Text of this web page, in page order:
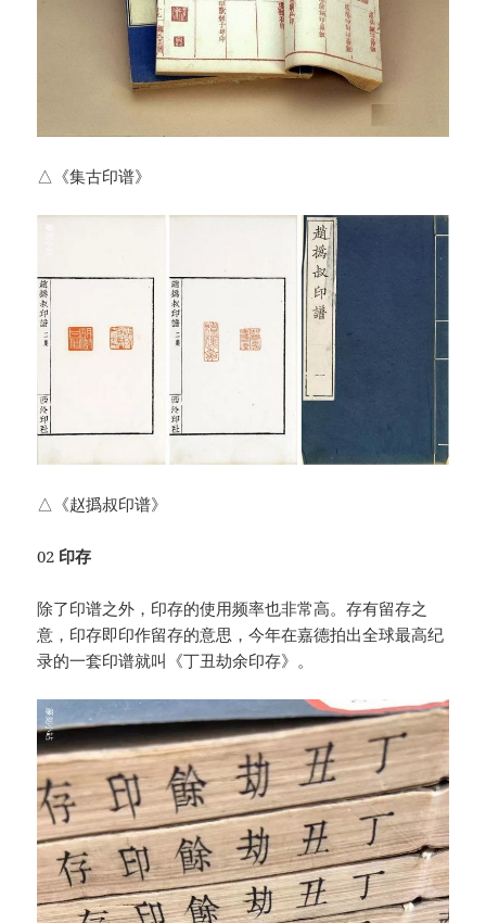
△《集古印谱》
△《赵撝叔印谱》
02 印存
除了印谱之外，印存的使用频率也非常高。存有留存之
意，印存即印作留存的意思，今年在嘉德拍出全球最高纪
录的一套印谱就叫《丁丑劫余印存》。